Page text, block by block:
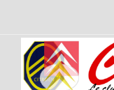
content